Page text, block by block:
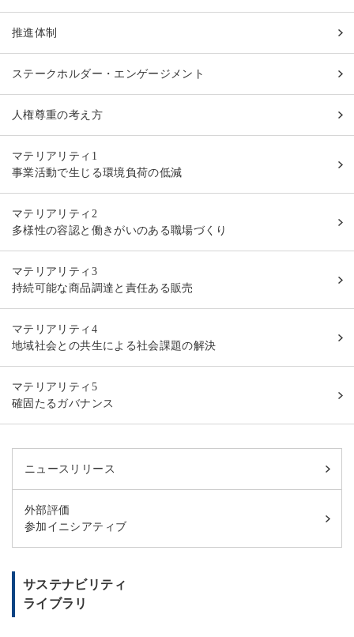
推進体制
ステークホルダー・エンゲージメント
人権尊重の考え方
マテリアリティ1
事業活動で生じる環境負荷の低減
マテリアリティ2
多様性の容認と働きがいのある職場づくり
マテリアリティ3
持続可能な商品調達と責任ある販売
マテリアリティ4
地域社会との共生による社会課題の解決
マテリアリティ5
確固たるガバナンス
ニュースリリース
外部評価
参加イニシアティブ
サステナビリティ
ライブラリ